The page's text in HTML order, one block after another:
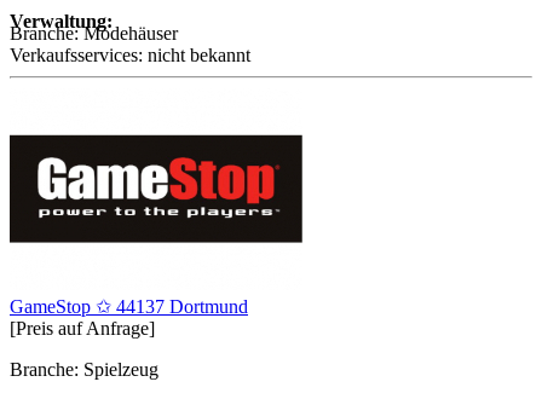
Verwaltung:
Branche:Modehäuser
Verkaufsservices: nicht bekannt
GameStop ✩ 44137 Dortmund
[Preis auf Anfrage]
Branche: Spielzeug